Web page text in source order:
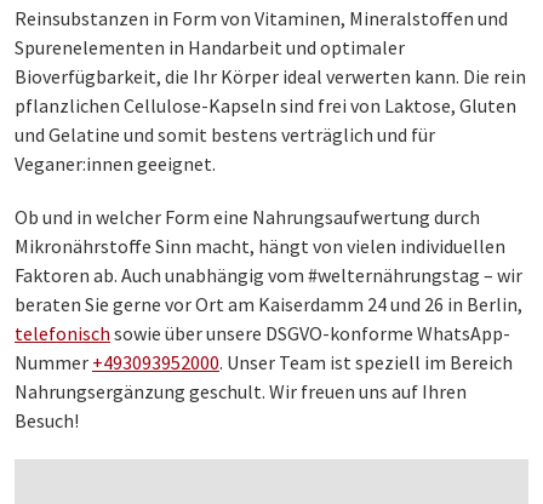
Reinsubstanzen in Form von Vitaminen, Mineralstoffen und
Spurenelementen in Handarbeit und optimaler
Bioverfügbarkeit, die Ihr Körper ideal verwerten kann. Die rein
pflanzlichen Cellulose-Kapseln sind frei von Laktose, Gluten
und Gelatine und somit bestens verträglich und für
Veganer:innen geeignet.
Ob und in welcher Form eine Nahrungsaufwertung durch
Mikronährstoffe Sinn macht, hängt von vielen individuellen
Faktoren ab. Auch unabhängig vom #welternährungstag – wir
beraten Sie gerne vor Ort am Kaiserdamm 24 und 26 in Berlin,
telefonisch sowie über unsere DSGVO-konforme WhatsApp-
Nummer +493093952000. Unser Team ist speziell im Bereich
Nahrungsergänzung geschult. Wir freuen uns auf Ihren
Besuch!